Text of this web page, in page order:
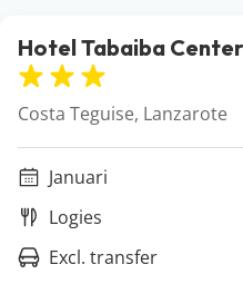
Hotel Tabaiba Center
Costa Teguise, Lanzarote
Januari
Logies
Excl. transfer